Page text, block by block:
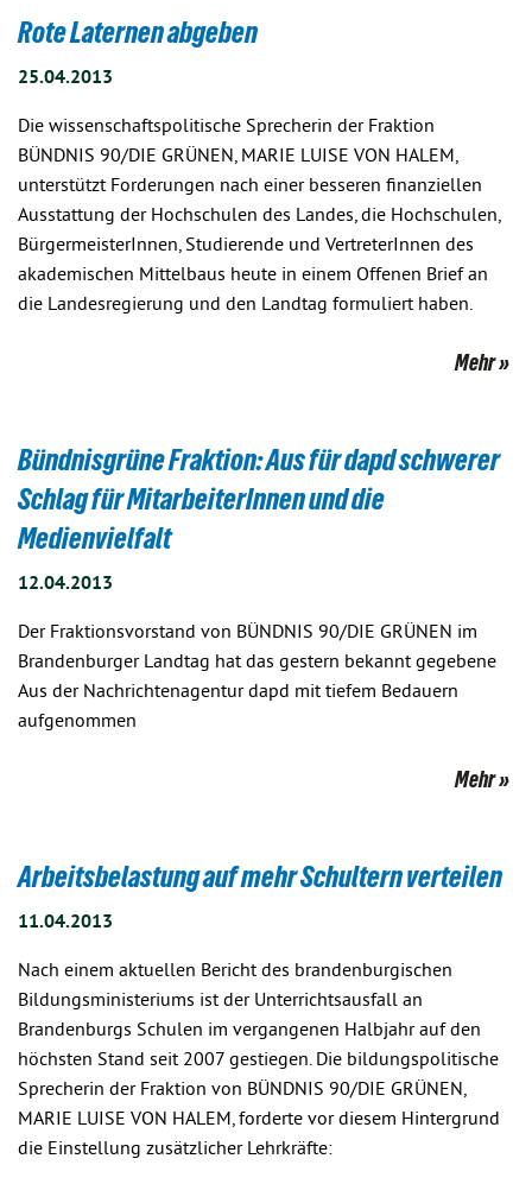
Rote Laternen abgeben
25.04.2013
Die wissenschaftspolitische Sprecherin der Fraktion
BÜNDNIS 90/DIE GRÜNEN, MARIE LUISE VON HALEM,
unterstützt Forderungen nach einer besseren finanziellen
Ausstattung der Hochschulen des Landes, die Hochschulen,
BürgermeisterInnen, Studierende und VertreterInnen des
akademischen Mittelbaus heute in einem Offenen Brief an
die Landesregierung und den Landtag formuliert haben.
Mehr
Bündnisgrüne Fraktion: Aus für dapd schwerer
Schlag für MitarbeiterInnen und die
Medienvielfalt
12.04.2013
Der Fraktionsvorstand von BÜNDNIS 90/DIE GRÜNEN im
Brandenburger Landtag hat das gestern bekannt gegebene
Aus der Nachrichtenagentur dapd mit tiefem Bedauern
aufgenommen
Mehr
Arbeitsbelastung auf mehr Schultern verteilen
11.04.2013
Nach einem aktuellen Bericht des brandenburgischen
Bildungsministeriums ist der Unterrichtsausfall an
Brandenburgs Schulen im vergangenen Halbjahr auf den
höchsten Stand seit 2007 gestiegen. Die bildungspolitische
Sprecherin der Fraktion von BÜNDNIS 90/DIE GRÜNEN,
MARIE LUISE VON HALEM, forderte vor diesem Hintergrund
die Einstellung zusätzlicher Lehrkräfte: